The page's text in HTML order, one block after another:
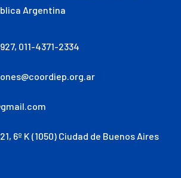
Argentina
011-4371-2334
6º K (1050) Ciudad de Buenos Aires